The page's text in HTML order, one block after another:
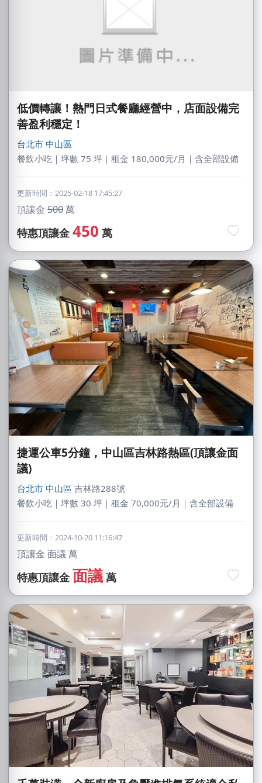
低價轉讓！熱門日式餐廳經營中，店面設備完
善盈利穩定！
台北市 中山區
餐飲小吃｜坪數 75 坪｜租金 180,000元/月｜含全部設備
更新時間：2025-02-18 17:45:27
頂讓金 500萬
特惠頂讓金 450 萬
捷運公車5分鐘，中山區吉林路熱區(頂讓金面
議)
台北市 中山區 吉林路288號
餐飲小吃｜坪數 30 坪｜租金 70,000元/月｜含全部設備
更新時間：2024-10-20 11:16:47
頂讓金 面議萬
特惠頂讓金 面議 萬